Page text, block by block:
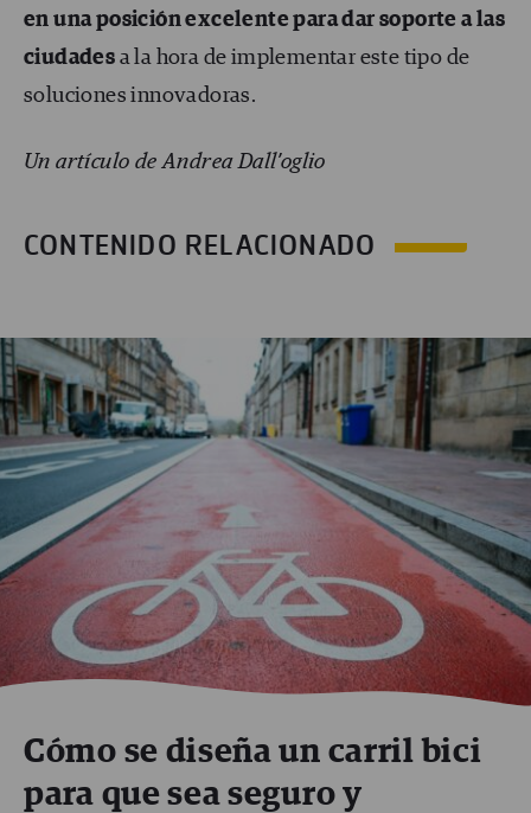
en una posición excelente para dar soporte a las
ciudades a la hora de implementar este tipo de
soluciones innovadoras.
Un artículo de Andrea Dall’oglio
CONTENIDO RELACIONADO
Cómo se diseña un carril bici
para que sea seguro y